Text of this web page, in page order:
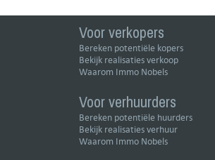
Voor verkopers
Bereken potentiële kopers
Bekijk realisaties verkoop
Waarom Immo Nobels
Voor verhuurders
Bereken potentiële huurders
Bekijk realisaties verhuur
Waarom Immo Nobels